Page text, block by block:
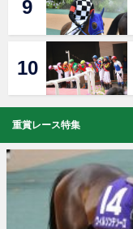
重賞レース特集